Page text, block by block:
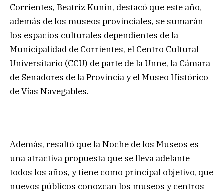
Corrientes, Beatriz Kunin, destacó que este año,
además de los museos provinciales, se sumarán
los espacios culturales dependientes de la
Municipalidad de Corrientes, el Centro Cultural
Universitario (CCU) de parte de la Unne, la Cámara
de Senadores de la Provincia y el Museo Histórico
de Vías Navegables.
Además, resaltó que la Noche de los Museos es
una atractiva propuesta que se lleva adelante
todos los años, y tiene como principal objetivo, que
nuevos públicos conozcan los museos y centros